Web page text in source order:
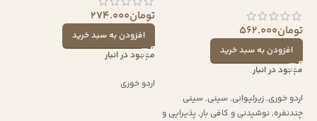
تومان562.000
افزودن به سبد خرید
موجود در انبار
اردو خوری,زیرلیوانی,سینی,سینی
چندنفره,نوشیدنی و کافی بار,پذیرایی و
تومان274.000
افزودن به سبد خرید
موجود در انبار
اردو خوری